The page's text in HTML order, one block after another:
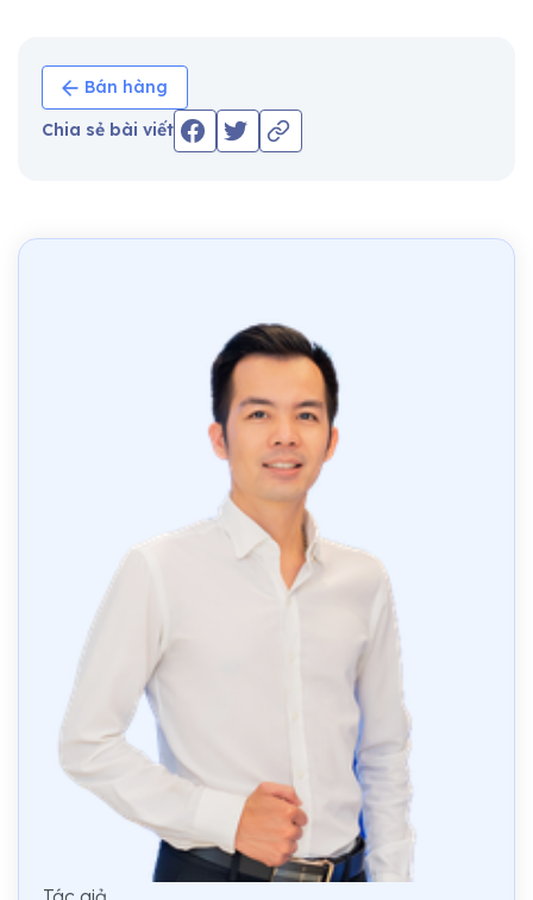
Bán hàng
Chia sẻ bài viết